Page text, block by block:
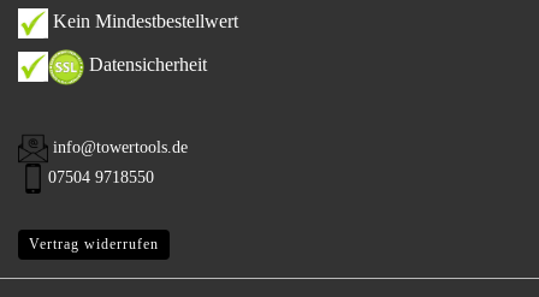
Kein Mindestbestellwert
Datensicherheit
info@towertools.de
07504 9718550
Vertrag widerrufen